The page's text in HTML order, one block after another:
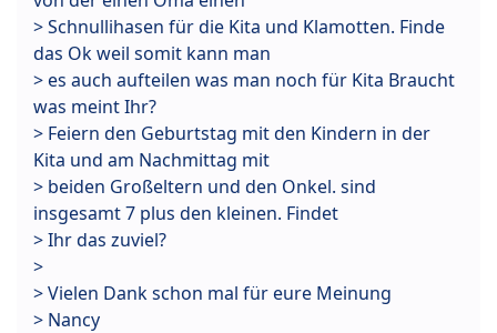
> Schnullihasen für die Kita und Klamotten. Finde
das Ok weil somit kann man
> es auch aufteilen was man noch für Kita Braucht
was meint Ihr?
> Feiern den Geburtstag mit den Kindern in der
Kita und am Nachmittag mit
> beiden Großeltern und den Onkel. sind
insgesamt 7 plus den kleinen. Findet
> Ihr das zuviel?
>
> Vielen Dank schon mal für eure Meinung
> Nancy